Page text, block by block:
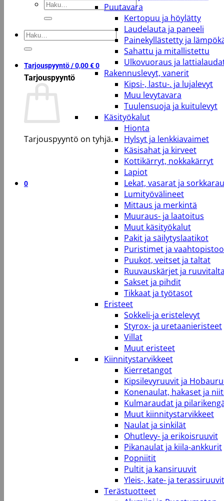
Etsi:
Etsi:
Tarjouspyyntö /0,00€0
Tarjouspyyntö
Tarjouspyyntö on tyhjä.
0
Puutavara
Kertopuu ja höylätty
Laudelauta ja paneeli
Painekyllästetty ja
Sahattu ja mitallistettu
Ulkovuoraus ja
Rakennuslevyt, vanerit
Kipsi-, lastu-. ja lujalevyt
Muu levytavara
Tuulensuoja ja kuitulevyt
Käsityökalut
Hionta
Hylsyt ja lenkkiavaimet
Käsisahat ja kirveet
Kottikärryt, nokkakärryt
Lapiot
Lekat, vasarat ja
Lumityövälineet
Mittaus ja merkintä
Muuraus- ja laatoitus
Muut käsityökalut
Pakit ja säilytyslaatikot
Puristimet ja
Puukot, veitset ja taltat
Ruuvauskärjet ja
Sakset ja pihdit
Tikkaat ja työtasot
Eristeet
Sokkeli-ja eristelevyt
Styrox- ja uretaanieristeet
Villat
Muut eristeet
Kiinnitystarvikkeet
Kierretangot
Kipsilevyruuvit ja
Konenaulat, hakaset ja
Kulmaraudat ja
Muut kiinnitystarvikkeet
Naulat ja sinkilät
Ohutlevy- ja erikoisruuvit
Pikanaulat ja kiila-ankkurit
Popniitit
Pultit ja kansiruuvit
Yleis-, kate- ja terassiruuvit
Terästuotteet